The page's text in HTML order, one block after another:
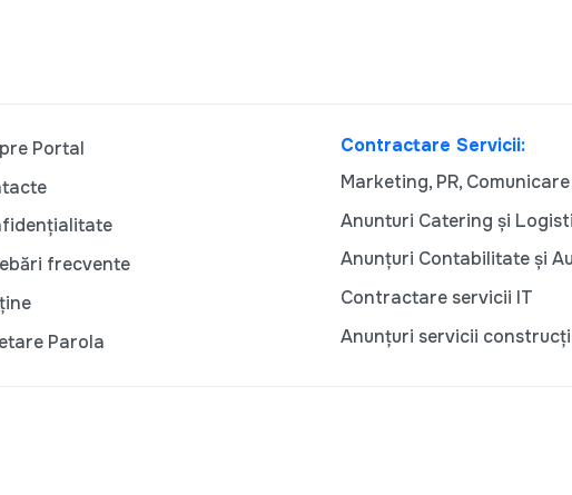
Portal
frecvente
Parola
Contractare Servicii:
Marketing, PR, Comunicare
Anunturi Catering și
Anunțuri Contabilitate și
Contractare servicii IT
Anunțuri servicii